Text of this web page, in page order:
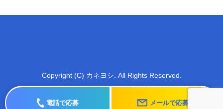
応募者等の個人情報を正確かつ最新の内容に保つよう努め
利用しています。 Cookieとは、webコンテンツへのアク
セスに関する情報であり、氏名・メールアドレス・住所・
電話番号は含まれません。また、お使いのブラウザ設定か
電話で応募 メールで応募
Copyright (C) カネヨシ. All Rights Reserved.